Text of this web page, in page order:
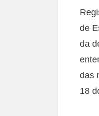
de
da
das
18